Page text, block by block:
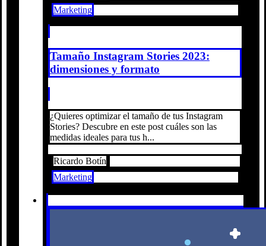
Marketing
Tamaño Instagram Stories 2023:
dimensiones y formato
¿Quieres optimizar el tamaño de tus Instagram
Stories? Descubre en este post cuáles son las
medidas ideales para tus h...
Ricardo Botín
Marketing